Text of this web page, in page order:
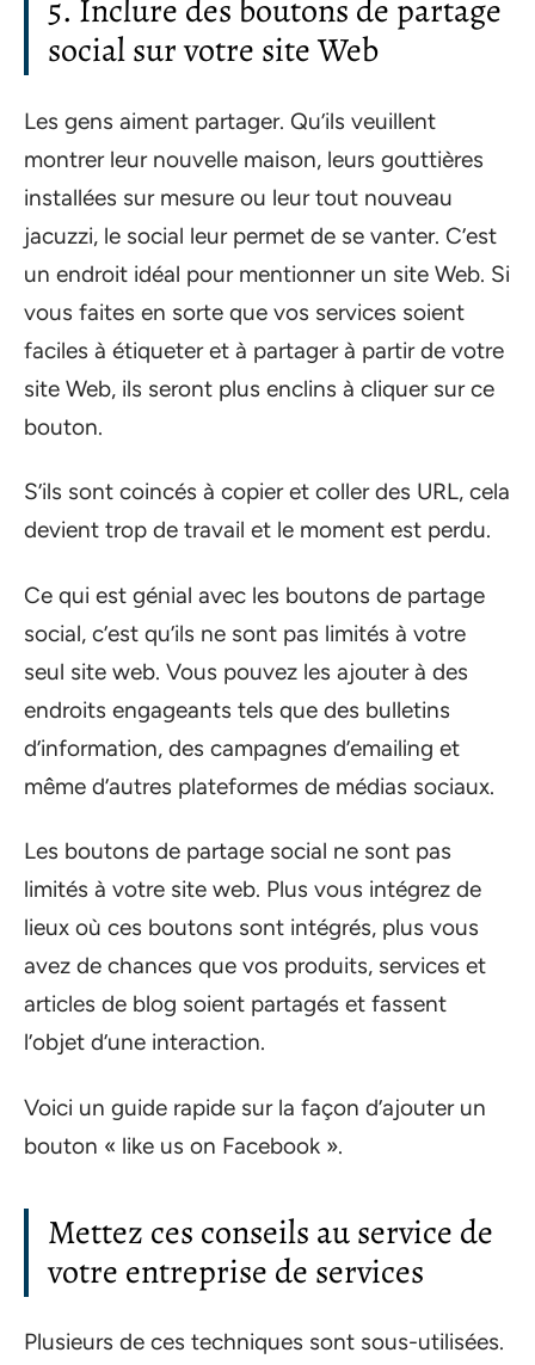
5. Inclure des boutons de partage
social sur votre site Web
Les gens aiment partager. Qu’ils veuillent
montrer leur nouvelle maison, leurs gouttières
installées sur mesure ou leur tout nouveau
jacuzzi, le social leur permet de se vanter. C’est
un endroit idéal pour mentionner un site Web. Si
vous faites en sorte que vos services soient
faciles à étiqueter et à partager à partir de votre
site Web, ils seront plus enclins à cliquer sur ce
bouton.
S’ils sont coincés à copier et coller des URL, cela
devient trop de travail et le moment est perdu.
Ce qui est génial avec les boutons de partage
social, c’est qu’ils ne sont pas limités à votre
seul site web. Vous pouvez les ajouter à des
endroits engageants tels que des bulletins
d’information, des campagnes d’emailing et
même d’autres plateformes de médias sociaux.
Les boutons de partage social ne sont pas
limités à votre site web. Plus vous intégrez de
lieux où ces boutons sont intégrés, plus vous
avez de chances que vos produits, services et
articles de blog soient partagés et fassent
l’objet d’une interaction.
Voici un guide rapide sur la façon d’ajouter un
bouton « like us on Facebook ».
Mettez ces conseils au service de
votre entreprise de services
Plusieurs de ces techniques sont sous-utilisées.